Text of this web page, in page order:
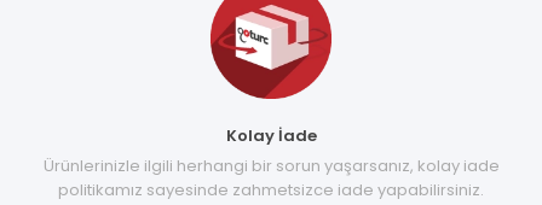
Kolay İade
Ürünlerinizle ilgili herhangi bir sorun yaşarsanız, kolay iade
politikamız sayesinde zahmetsizce iade yapabilirsiniz.